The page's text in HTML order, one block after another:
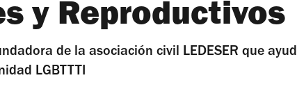
y Reproductivos
de la asociación civil LEDESER que
LGBTTTI